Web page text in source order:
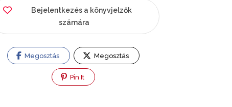
Bejelentkezés a könyvjelzők
számára
Megosztás Megosztás
Pin It